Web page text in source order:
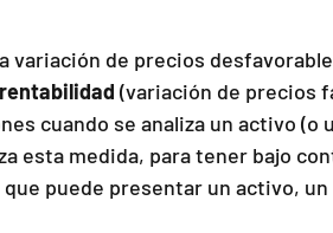
variación de precios
(variación de precios
cuando se analiza un activo (o
esta medida, para tener bajo
puede presentar un activo, un